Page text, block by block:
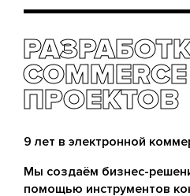
COMMERCE
ПРОЕКТОВ
COMMERCE
ПРОЕКТОВ
9 лет в электронной
Мы создаём бизнес-
помощью инструментов